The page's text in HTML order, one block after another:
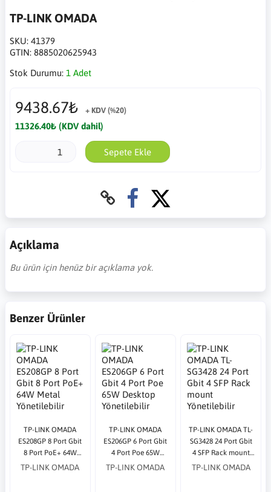
TP-LINK OMADA
SKU: 41379
GTIN: 8885020625943
Stok Durumu: 1 Adet
9438.67₺ + KDV (%20)
11326.40₺ (KDV dahil)
Sepete Ekle
Açıklama
Bu ürün için henüz bir açıklama yok.
Benzer Ürünler
TP-LINK OMADA
ES208GP 8 Port Gbit
8 Port PoE+ 64W
Metal Yönetilebilir
TP-LINK OMADA
TP-LINK OMADA
ES206GP 6 Port Gbit
4 Port Poe 65W
Desktop Yönetilebilir
TP-LINK OMADA
TP-LINK OMADA TL-
SG3428 24 Port Gbit
4 SFP Rack mount
Yönetilebilir Switch
TP-LINK OMADA